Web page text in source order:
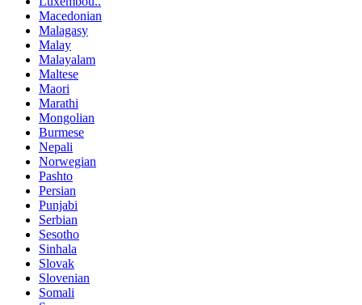
Macedonian
Malagasy
Malay
Malayalam
Maltese
Maori
Marathi
Mongolian
Burmese
Nepali
Norwegian
Pashto
Persian
Punjabi
Serbian
Sesotho
Sinhala
Slovak
Slovenian
Somali